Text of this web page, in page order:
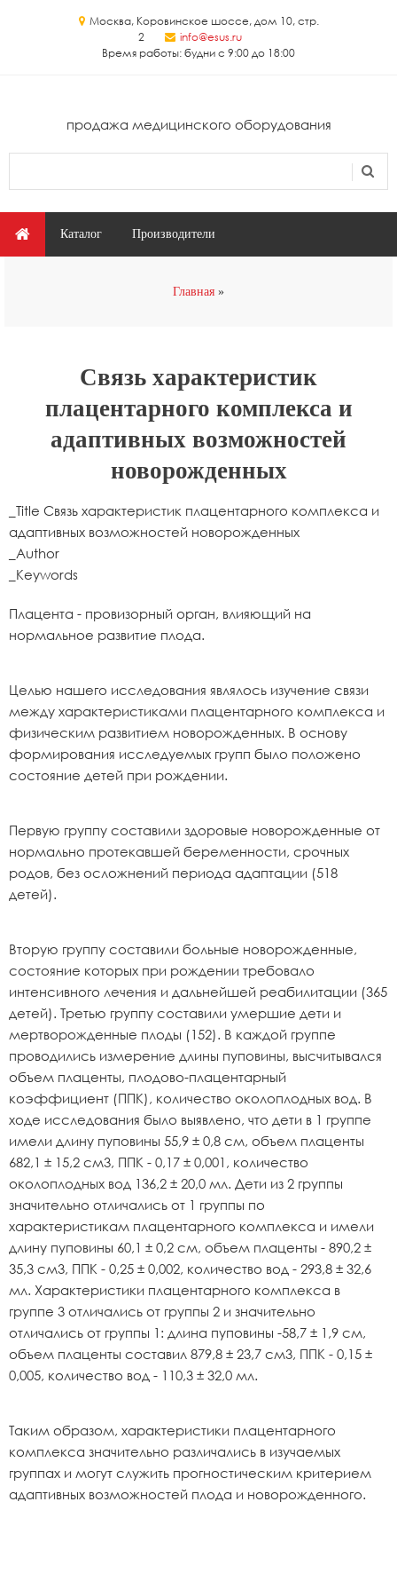
Москва, Коровинское шоссе, дом 10, стр.
2
info@esus.ru
Время работы: будни с 9:00 до 18:00
продажа медицинского оборудования
Главное меню
Каталог Производители
Главная
Связь характеристик
плацентарного комплекса и
адаптивных возможностей
новорожденных
_Title Связь характеристик плацентарного комплекса и
адаптивных возможностей новорожденных
_Author
_Keywords
Плацента - провизорный орган, влияющий на
нормальное развитие плода.
Целью нашего исследования являлось изучение связи
между характеристиками плацентарного комплекса и
физическим развитием новорожденных. В основу
формирования исследуемых групп было положено
состояние детей при рождении.
Первую группу составили здоровые новорожденные от
нормально протекавшей беременности, срочных
родов, без осложнений периода адаптации (518
детей).
Вторую группу составили больные новорожденные,
состояние которых при рождении требовало
интенсивного лечения и дальнейшей реабилитации (365
детей). Третью группу составили умершие дети и
мертворожденные плоды (152). В каждой группе
проводились измерение длины пуповины, высчитывался
объем плаценты, плодово-плацентарный
коэффициент (ППК), количество околоплодных вод. В
ходе исследования было выявлено, что дети в 1 группе
имели длину пуповины 55,9 ± 0,8 см, объем плаценты
682,1 ± 15,2 см3, ППК - 0,17 ± 0,001, количество
околоплодных вод 136,2 ± 20,0 мл. Дети из 2 группы
значительно отличались от 1 группы по
характеристикам плацентарного комплекса и имели
длину пуповины 60,1 ± 0,2 см, объем плаценты - 890,2 ±
35,3 см3, ППК - 0,25 ± 0,002, количество вод - 293,8 ± 32,6
мл. Характеристики плацентарного комплекса в
группе 3 отличались от группы 2 и значительно
отличались от группы 1: длина пуповины -58,7 ± 1,9 см,
объем плаценты составил 879,8 ± 23,7 см3, ППК - 0,15 ±
0,005, количество вод - 110,3 ± 32,0 мл.
Таким образом, характеристики плацентарного
комплекса значительно различались в изучаемых
группах и могут служить прогностическим критерием
адаптивных возможностей плода и новорожденного.